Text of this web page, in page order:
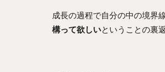
成長の過程で自分の中の境界
構って欲しいということの裏